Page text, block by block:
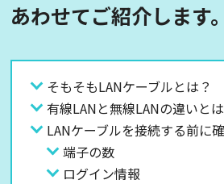
あわせてご紹介します。
そもそもLANケーブルとは？
有線LANと無線LANの違いと
LANケーブルを接続する前に
端子の数
ログイン情報